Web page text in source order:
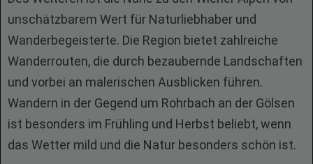
unschätzbarem Wert für Naturliebhaber und
Wanderbegeisterte. Die Region bietet zahlreiche
Wanderrouten, die durch bezaubernde Landschaften
und vorbei an malerischen Ausblicken führen.
Wandern in der Gegend um Rohrbach an der Gölsen
ist besonders im Frühling und Herbst beliebt, wenn
das Wetter mild und die Natur besonders schön ist.